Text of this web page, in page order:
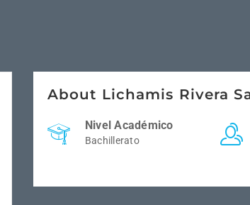
About Lichamis Rivera
Nivel Académico
Bachillerato